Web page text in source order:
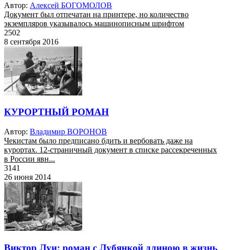
Автор: Алексей БОГОМОЛОВ
Документ был отпечатан на принтере, но количество
экземпляров указывалось машинописным шрифтом
2502
8 сентября 2016
КУРОРТНЫЙ РОМАН
Автор: Владимир ВОРОНОВ
Чекистам было предписано бдить и вербовать даже на
курортах. 12-страничный документ в списке рассекреченных
в России явн...
3141
26 июня 2014
Виктор Луи: роман с Лубянкой длиною в жизнь